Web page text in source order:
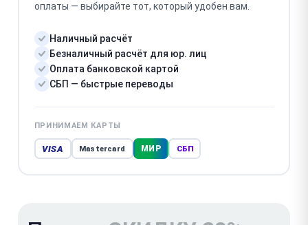
оплаты — выбирайте тот, который удобен вам.
Наличный расчёт
Безналичный расчёт для юр. лиц
Оплата банковской картой
СБП — быстрые переводы
ПРИНИМАЕМ КАРТЫ
VISA Mastercard МИР СБП